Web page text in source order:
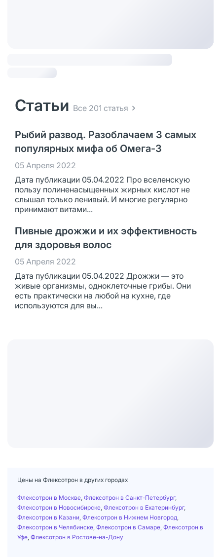
Статьи Все 201 статья
Рыбий развод. Разоблачаем 3 самых
популярных мифа об Омега-3
05 Апреля 2022
Дата публикации 05.04.2022 Про вселенскую
пользу полиненасыщенных жирных кислот не
слышал только ленивый. И многие регулярно
принимают витами...
Пивные дрожжи и их эффективность
для здоровья волос
05 Апреля 2022
Дата публикации 05.04.2022 Дрожжи — это
живые организмы, одноклеточные грибы. Они
есть практически на любой на кухне, где
используются для вы...
Цены на Флексотрон в других городах
Флексотрон в Москве Флексотрон в Санкт-Петербург,
Флексотрон в Новосибирске Флексотрон в Екатеринбург,
Флексотрон в Казани Флексотрон в Нижнем Новгород
Флексотрон в Челябинске Флексотрон в Самаре Флексотрон в
Уфе Флексотрон в Ростове-на-Дону